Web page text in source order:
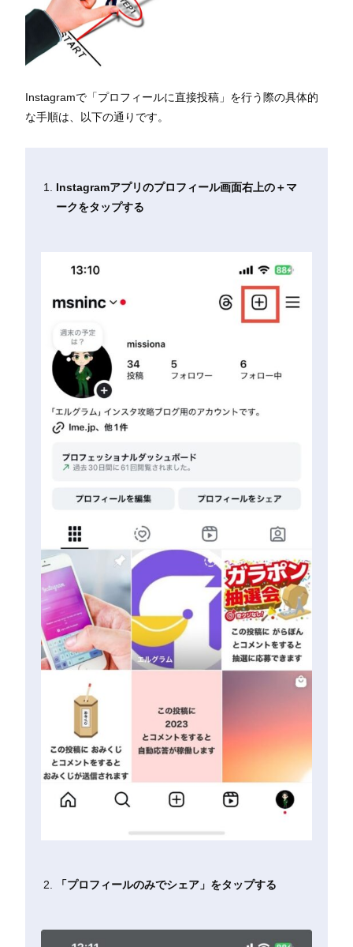
Instagramで「プロフィールに直接投稿」を行う際の具体的
な手順は、以下の通りです。
Instagramアプリのプロフィール画面右上の＋マ
ークをタップする
「プロフィールのみでシェア」をタップする